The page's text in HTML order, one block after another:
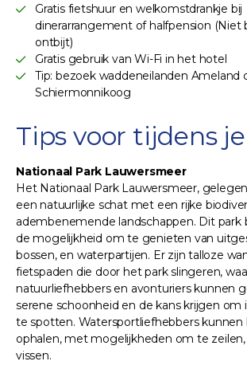
Gratis fietshuur en welkomstdrankje bij
dinerarrangement of halfpension (Niet
ontbijt)
Gratis gebruik van Wi-Fi in het hotel
Tip: bezoek waddeneilanden Ameland
Schiermonnikoog
Tips voor tijdens
Nationaal Park Lauwersmeer
Het Nationaal Park Lauwersmeer,
een natuurlijke schat met een rijke
adembenemende landschappen. Dit park
de mogelijkheid om te genieten van
bossen, en waterpartijen. Er zijn talloze
fietspaden die door het park slingeren,
natuurliefhebbers en avonturiers kunnen
serene schoonheid en de kans krijgen om
te spotten. Watersportliefhebbers kunnen
ophalen, met mogelijkheden om te zeilen,
vissen.